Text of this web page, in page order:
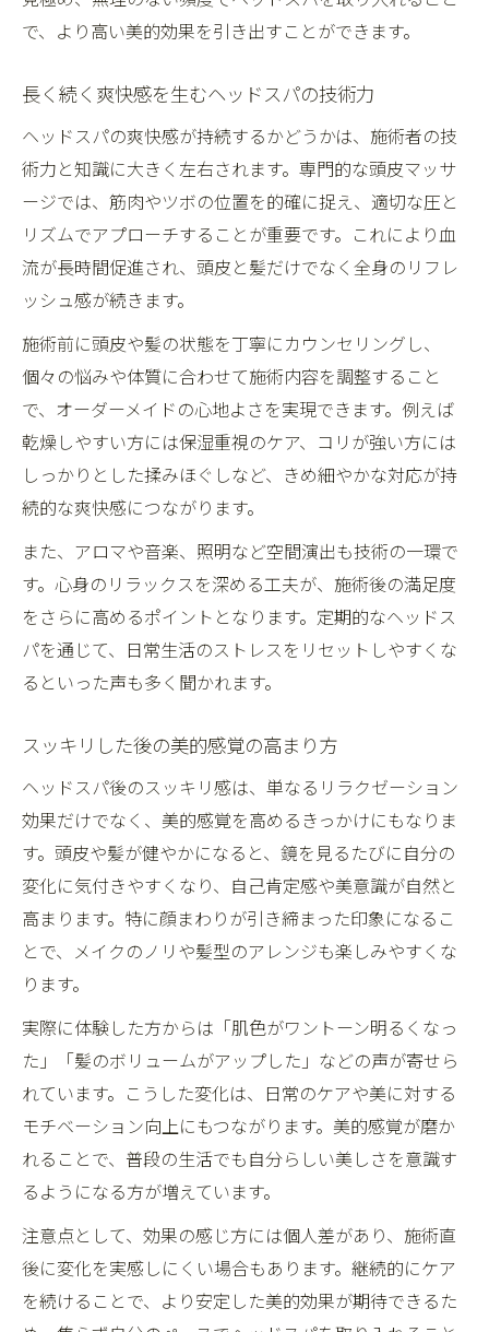
で、より高い美的効果を引き出すことができます。
長く続く爽快感を生むヘッドスパの技術力
ヘッドスパの爽快感が持続するかどうかは、施術者の技
術力と知識に大きく左右されます。専門的な頭皮マッサ
ージでは、筋肉やツボの位置を的確に捉え、適切な圧と
リズムでアプローチすることが重要です。これにより血
流が長時間促進され、頭皮と髪だけでなく全身のリフレ
ッシュ感が続きます。
施術前に頭皮や髪の状態を丁寧にカウンセリングし、
個々の悩みや体質に合わせて施術内容を調整すること
で、オーダーメイドの心地よさを実現できます。例えば
乾燥しやすい方には保湿重視のケア、コリが強い方には
しっかりとした揉みほぐしなど、きめ細やかな対応が持
続的な爽快感につながります。
また、アロマや音楽、照明など空間演出も技術の一環で
す。心身のリラックスを深める工夫が、施術後の満足度
をさらに高めるポイントとなります。定期的なヘッドス
パを通じて、日常生活のストレスをリセットしやすくな
るといった声も多く聞かれます。
スッキリした後の美的感覚の高まり方
ヘッドスパ後のスッキリ感は、単なるリラクゼーション
効果だけでなく、美的感覚を高めるきっかけにもなりま
す。頭皮や髪が健やかになると、鏡を見るたびに自分の
変化に気付きやすくなり、自己肯定感や美意識が自然と
高まります。特に顔まわりが引き締まった印象になるこ
とで、メイクのノリや髪型のアレンジも楽しみやすくな
ります。
実際に体験した方からは「肌色がワントーン明るくなっ
た」「髪のボリュームがアップした」などの声が寄せら
れています。こうした変化は、日常のケアや美に対する
モチベーション向上にもつながります。美的感覚が磨か
れることで、普段の生活でも自分らしい美しさを意識す
るようになる方が増えています。
注意点として、効果の感じ方には個人差があり、施術直
後に変化を実感しにくい場合もあります。継続的にケア
を続けることで、より安定した美的効果が期待できるた